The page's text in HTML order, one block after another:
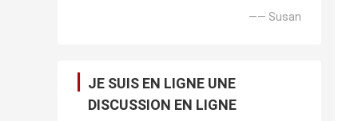
—— Susan
JE SUIS EN LIGNE UNE
DISCUSSION EN LIGNE